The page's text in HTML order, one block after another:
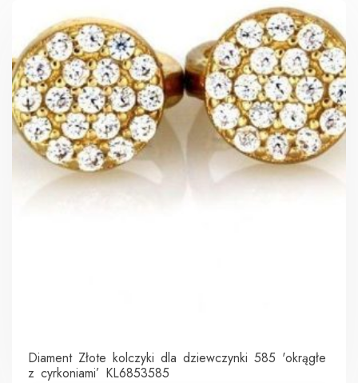
Diament Złote kolczyki dla dziewczynki 585 'okrągłe
z cyrkoniami’ KL6853585